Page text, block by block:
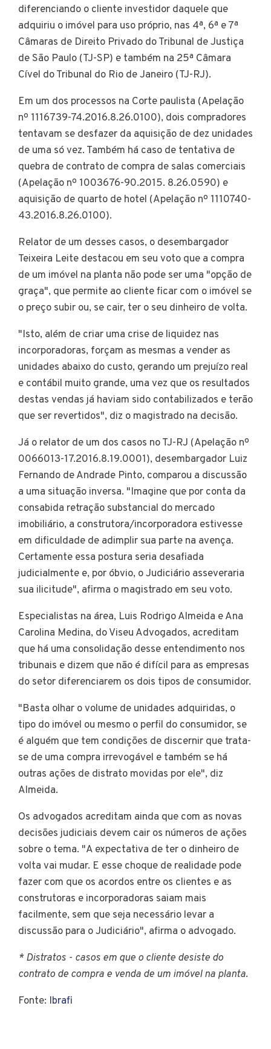
diferenciando o cliente investidor daquele que
adquiriu o imóvel para uso próprio, nas 4ª, 6ª e 7ª
Câmaras de Direito Privado do Tribunal de Justiça
de São Paulo (TJ-SP) e também na 25ª Câmara
Cível do Tribunal do Rio de Janeiro (TJ-RJ).
Em um dos processos na Corte paulista (Apelação
nº 1116739-74.2016.8.26.0100), dois compradores
tentavam se desfazer da aquisição de dez unidades
de uma só vez. Também há caso de tentativa de
quebra de contrato de compra de salas comerciais
(Apelação nº 1003676-90.2015. 8.26.0590) e
aquisição de quarto de hotel (Apelação nº 1110740-
43.2016.8.26.0100).
Relator de um desses casos, o desembargador
Teixeira Leite destacou em seu voto que a compra
de um imóvel na planta não pode ser uma "opção de
graça", que permite ao cliente ficar com o imóvel se
o preço subir ou, se cair, ter o seu dinheiro de volta.
"Isto, além de criar uma crise de liquidez nas
incorporadoras, forçam as mesmas a vender as
unidades abaixo do custo, gerando um prejuízo real
e contábil muito grande, uma vez que os resultados
destas vendas já haviam sido contabilizados e terão
que ser revertidos", diz o magistrado na decisão.
Já o relator de um dos casos no TJ-RJ (Apelação nº
0066013-17.2016.8.19.0001), desembargador Luiz
Fernando de Andrade Pinto, comparou a discussão
a uma situação inversa. "Imagine que por conta da
consabida retração substancial do mercado
imobiliário, a construtora/incorporadora estivesse
em dificuldade de adimplir sua parte na avença.
Certamente essa postura seria desafiada
judicialmente e, por óbvio, o Judiciário asseveraria
sua ilicitude", afirma o magistrado em seu voto.
Especialistas na área, Luis Rodrigo Almeida e Ana
Carolina Medina, do Viseu Advogados, acreditam
que há uma consolidação desse entendimento nos
tribunais e dizem que não é difícil para as empresas
do setor diferenciarem os dois tipos de consumidor.
"Basta olhar o volume de unidades adquiridas, o
tipo do imóvel ou mesmo o perfil do consumidor, se
é alguém que tem condições de discernir que trata-
se de uma compra irrevogável e também se há
outras ações de distrato movidas por ele", diz
Almeida.
Os advogados acreditam ainda que com as novas
decisões judiciais devem cair os números de ações
sobre o tema. "A expectativa de ter o dinheiro de
volta vai mudar. E esse choque de realidade pode
fazer com que os acordos entre os clientes e as
construtoras e incorporadoras saiam mais
facilmente, sem que seja necessário levar a
discussão para o Judiciário", afirma o advogado.
* Distratos - casos em que o cliente desiste do
contrato de compra e venda de um imóvel na planta.
Fonte: Ibrafi